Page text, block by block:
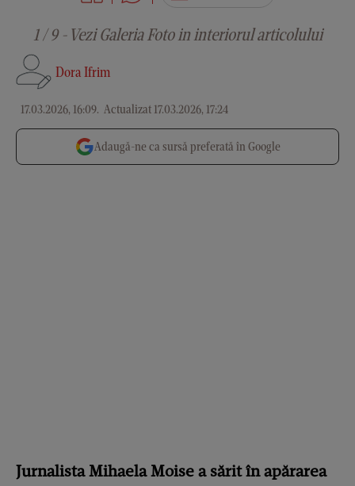
Dora Ifrim
17.03.2026, 16:09. Actualizat 17.03.2026, 17:24
1 / 9 - Vezi Galeria Foto in interiorul articolului
Adaugă-ne ca sursă preferată în Google
Jurnalista Mihaela Moise a sărit în apărarea